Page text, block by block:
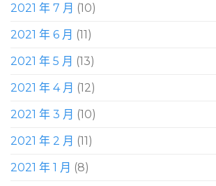
2021 年 7 月 (10)
2021 年 6 月 (11)
2021 年 5 月 (13)
2021 年 4 月 (12)
2021 年 3 月 (10)
2021 年 2 月 (11)
2021 年 1 月 (8)